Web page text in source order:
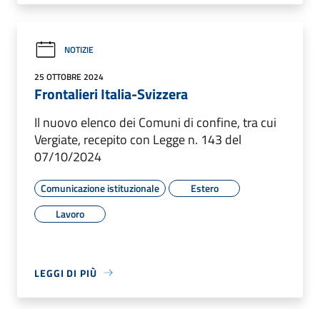
NOTIZIE
25 OTTOBRE 2024
Frontalieri Italia-Svizzera
Il nuovo elenco dei Comuni di confine, tra cui
Vergiate, recepito con Legge n. 143 del
07/10/2024
Comunicazione istituzionale
Estero
Lavoro
LEGGI DI PIÙ